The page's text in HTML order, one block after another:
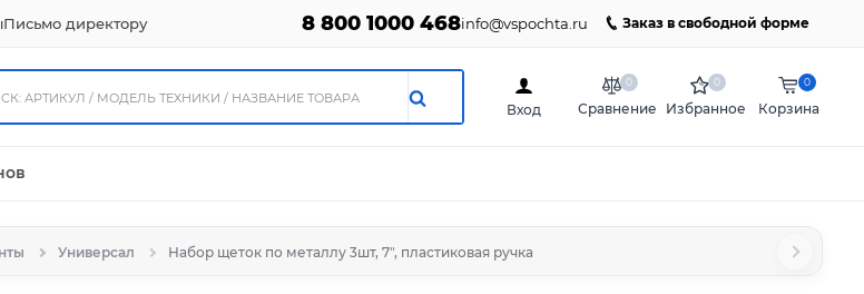
Письмо директору 8 800 1000 468info@vspochta.ru Заказ в свободной форме
Вход Сравнение
0
Избранное
0
Корзина
0
Универсал Набор щеток по металлу 3шт, 7", пластиковая ручка